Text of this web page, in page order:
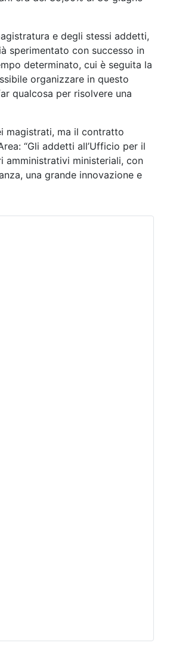
e degli stessi addetti,
sperimentato con successo in
determinato, cui è seguita la
organizzare in questo
qualcosa per risolvere una
magistrati, ma il contratto
“Gli addetti all’Ufficio per il
amministrativi ministeriali, con
una grande innovazione e